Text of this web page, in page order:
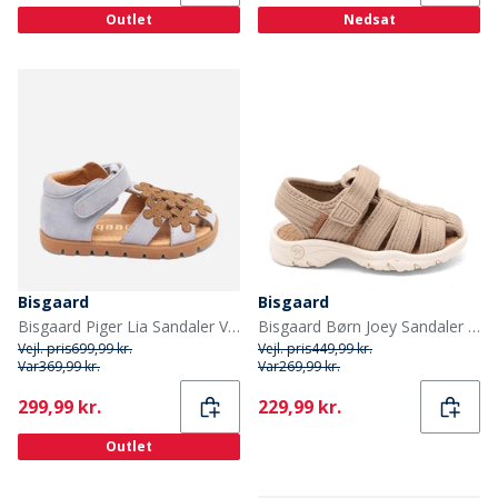
Outlet Nedsat
Bisgaard
Bisgaard Piger Lia Sandaler Violet
Vejl. pris699,99 kr.
Var369,99 kr.
Current
299,99 kr.
Outlet
Bisgaard
Bisgaard Børn Joey Sandaler Stone
Vejl. pris449,99 kr.
Var269,99 kr.
Current
229,99 kr.